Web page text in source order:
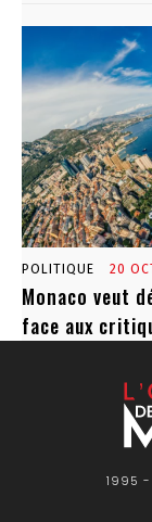
POLITIQUE 20
Monaco veut
face aux
1995